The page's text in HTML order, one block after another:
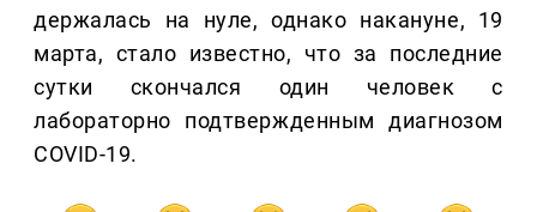
держалась на нуле, однако накануне, 19
марта, стало известно, что за последние
сутки скончался один человек с
лабораторно подтвержденным диагнозом
COVID-19.